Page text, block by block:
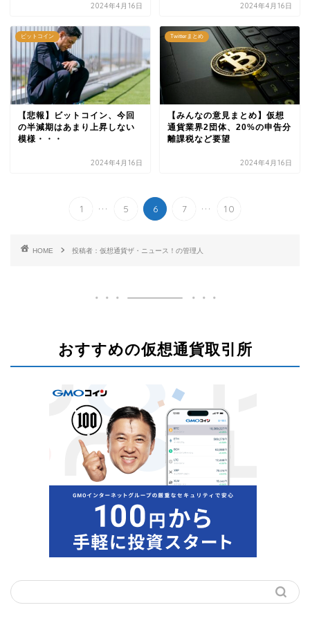
2024年4月16日 2024年4月16日
ビットコイン
【悲報】ビットコイン、今回
の半減期はあまり上昇しない
模様・・・
2024年4月16日
Twitterまとめ
【みんなの意見まとめ】仮想
通貨業界2団体、20%の申告分
離課税など要望
2024年4月16日
1 ... 5 6 7 ... 10
HOME 投稿者：仮想通貨ザ・ニュース！の管理人
おすすめの仮想通貨取引所